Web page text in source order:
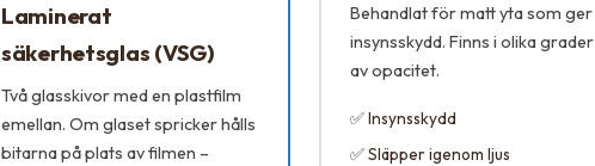
Laminerat
säkerhetsglas (VSG)
Två glasskivor med en plastfilm
emellan. Om glaset spricker hålls
bitarna på plats av filmen –
Behandlat för matt yta som ger
insynsskydd. Finns i olika grader
av opacitet.
✅ Insynsskydd
✅ Släpper igenom ljus